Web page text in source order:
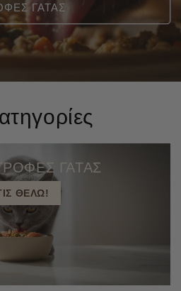
ΓΑΤΑΣ
ΓΑΤΑΣ
ΘΕΛΩ!